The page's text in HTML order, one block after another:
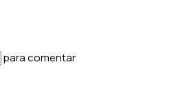
para comentar